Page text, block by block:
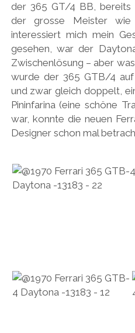
der 365 GT/4 BB, bereits
der grosse Meister
interessiert mich mein
gesehen, war der
Zwischenlösung – aber
wurde der 365 GTB/4
und zwar gleich doppelt,
Pininfarina (eine schöne
war, konnte die neuen
Designer schon mal